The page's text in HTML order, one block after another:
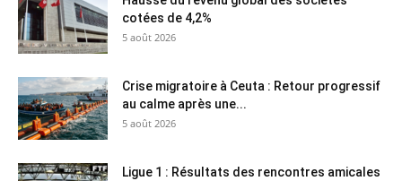
cotées de 4,2%
5 août 2026
Crise migratoire à Ceuta : Retour progressif
au calme après une...
5 août 2026
Ligue 1 : Résultats des rencontres amicales